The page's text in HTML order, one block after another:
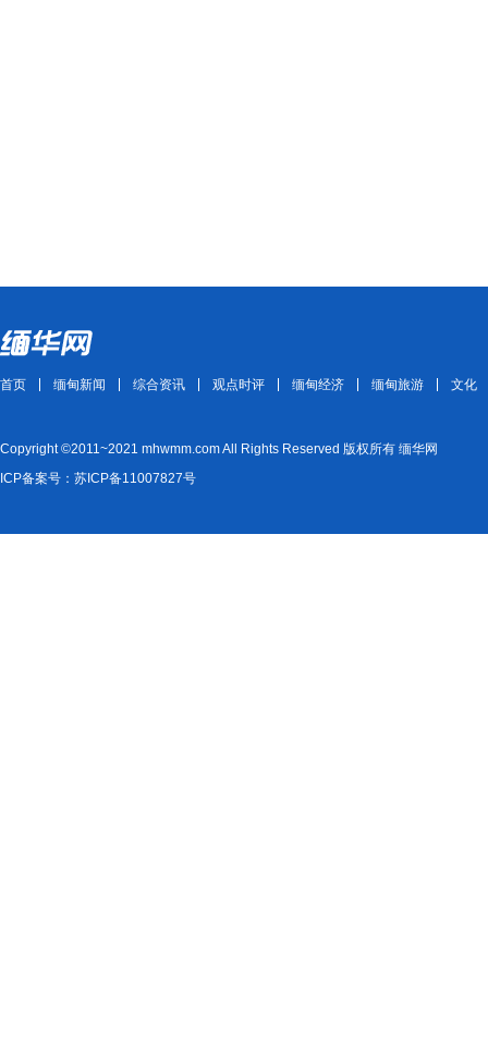
首页 缅甸新闻 综合资讯 观点时评 缅甸经济 缅甸旅游 文化
Copyright ©2011~2021 mhwmm.com All Rights Reserved 版权所有 缅华网
ICP备案号：苏ICP备11007827号